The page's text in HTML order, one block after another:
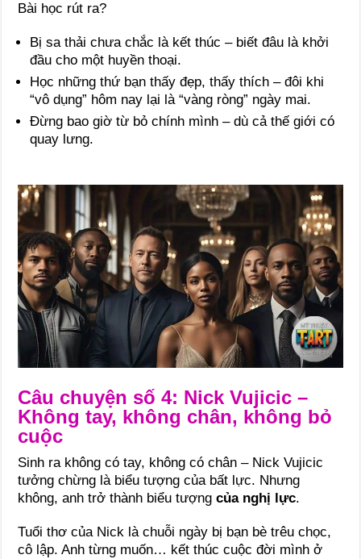
Bài học rút ra?
Bị sa thải chưa chắc là kết thúc – biết đâu là khởi
đầu cho một huyền thoại.
Học những thứ bạn thấy đẹp, thấy thích – đôi khi
“vô dụng” hôm nay lại là “vàng ròng” ngày mai.
Đừng bao giờ từ bỏ chính mình – dù cả thế giới có
quay lưng.
Câu chuyện số 4: Nick Vujicic –
Không tay, không chân, không bỏ
cuộc
Sinh ra không có tay, không có chân – Nick Vujicic
tưởng chừng là biểu tượng của bất lực. Nhưng
không, anh trở thành biểu tượngcủa nghị lực.
Tuổi thơ của Nick là chuỗi ngày bị bạn bè trêu chọc,
cô lập. Anh từng muốn… kết thúc cuộc đời mình ở